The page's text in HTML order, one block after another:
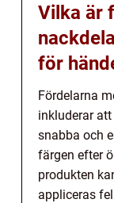
Vilka är
för
Fördelarna
inkluderar
snabba och
färgen efter
produkten
appliceras